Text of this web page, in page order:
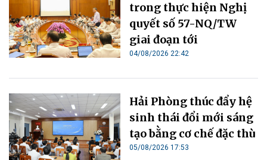
trong thực hiện Nghị
quyết số 57-NQ/TW
giai đoạn tới
04/08/2026 22:42
Hải Phòng thúc đẩy hệ
sinh thái đổi mới sáng
tạo bằng cơ chế đặc thù
05/08/2026 17:53